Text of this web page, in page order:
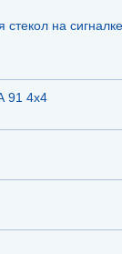
стекол на сигналке
91 4х4